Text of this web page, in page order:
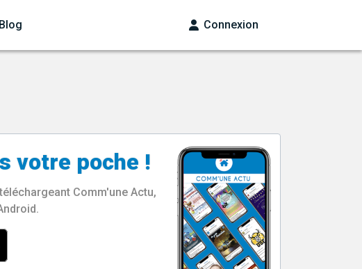
Blog Connexion
votre poche !
Comm'une Actu,